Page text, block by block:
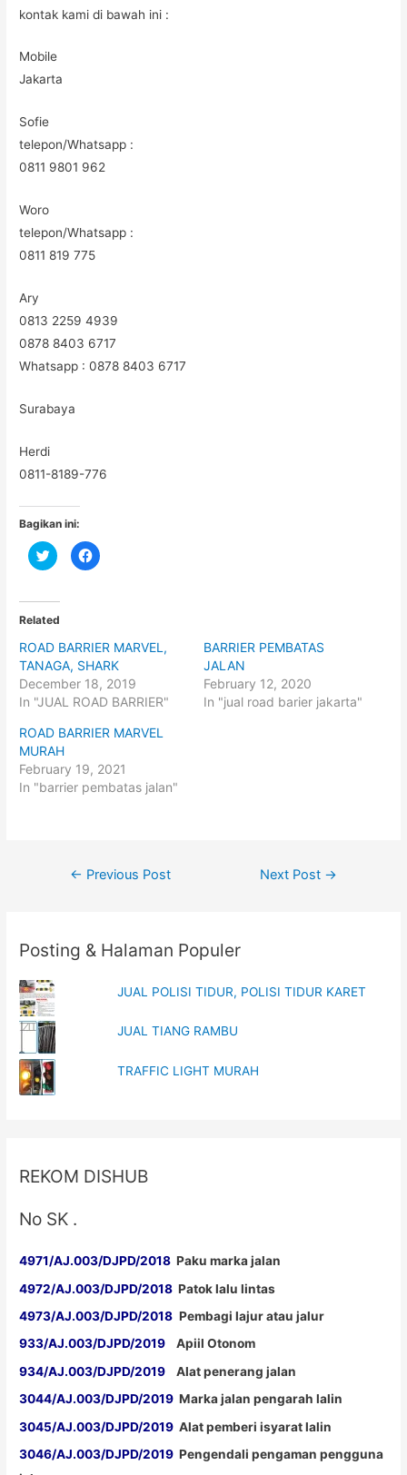
kontak kami di bawah ini :
Mobile
Jakarta
Sofie
telepon/Whatsapp :
0811 9801 962
Woro
telepon/Whatsapp :
0811 819 775
Ary
0813 2259 4939
0878 8403 6717
Whatsapp : 0878 8403 6717
Surabaya
Herdi
0811-8189-776
Bagikan ini:
C
l
t
o
s
h
a
r
e
o
n
T
i
t
t
e
r
(
O
o
w
C
l
h
a
r
e
o
n
F
c
e
o
k
(
n
n
o
Related
ROAD BARRIER MARVEL,
TANAGA, SHARK
December 18, 2019
In "JUAL ROAD BARRIER"
BARRIER PEMBATAS
JALAN
February 12, 2020
In "jual road barier jakarta"
ROAD BARRIER MARVEL
MURAH
February 19, 2021
In "barrier pembatas jalan"
Post
← Previous Post Next Post →
Posting & Halaman Populer
JUAL POLISI TIDUR, POLISI TIDUR KARET
JUAL TIANG RAMBU
TRAFFIC LIGHT MURAH
REKOM DISHUB
No SK .
4971/AJ.003/DJPD/2018 Paku marka jalan
4972/AJ.003/DJPD/2018 Patok lalu lintas
4973/AJ.003/DJPD/2018 Pembagi lajur atau jalur
933/AJ.003/DJPD/2019 Apiil Otonom
934/AJ.003/DJPD/2019 Alat penerang jalan
3044/AJ.003/DJPD/2019 Marka jalan pengarah lalin
3045/AJ.003/DJPD/2019 Alat pemberi isyarat lalin
3046/AJ.003/DJPD/2019 Pengendali pengaman pengguna